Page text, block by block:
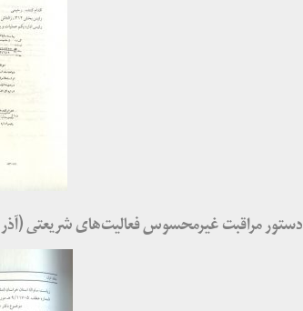
دستور مراقبت غیرمحسوس فعالیت‌های شریعتی (آذر ۱۳۴۳)